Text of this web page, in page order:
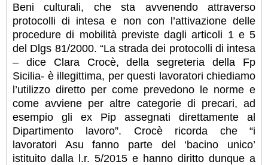
Beni culturali, che sta avvenendo attraverso
protocolli di intesa e non con l’attivazione delle
procedure di mobilità previste dagli articoli 1 e 5
del Dlgs 81/2000. “La strada dei protocolli di intesa
– dice Clara Crocè, della segreteria della Fp
Sicilia- è illegittima, per questi lavoratori chiediamo
l’utilizzo diretto per come prevedono le norme e
come avviene per altre categorie di precari, ad
esempio gli ex Pip assegnati direttamente al
Dipartimento lavoro”. Crocè ricorda che “i
lavoratori Asu fanno parte del ‘bacino unico’
istituito dalla l.r. 5/2015 e hanno diritto dunque a